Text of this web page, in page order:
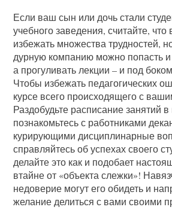
Если ваш сын или дочь стали
учебного заведения, считайте, что
избежать множества трудностей,
дурную компанию можно попасть
а прогуливать лекции – и под
Чтобы избежать педагогических
курсе всего происходящего с
Раздобудьте расписание занятий в
познакомьтесь с работниками
курирующими дисциплинарные
справляйтесь об успехах своего
делайте это как и подобает
втайне от «объекта слежки»!
недоверие могут его обидеть и
желание делиться с вами своими